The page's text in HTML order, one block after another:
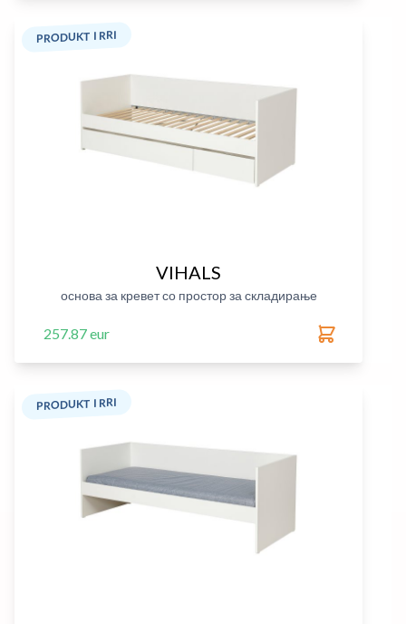
PRODUKT I RRI
VIHALS
основа за кревет со простор за складирање
257.87 eur
PRODUKT I RRI